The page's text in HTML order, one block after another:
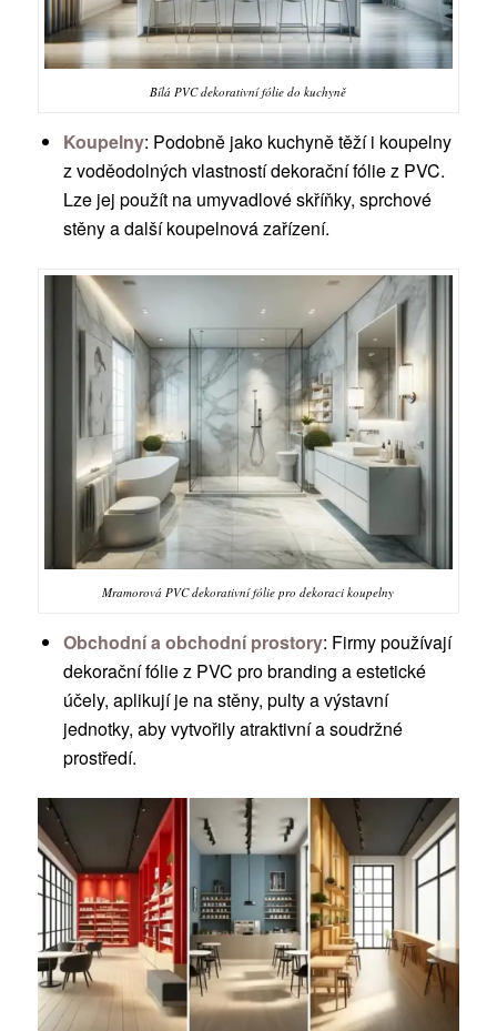
Bílá PVC dekorativní fólie do kuchyně
Koupelny: Podobně jako kuchyně těží i koupelny
z voděodolných vlastností dekorační fólie z PVC.
Lze jej použít na umyvadlové skříňky, sprchové
stěny a další koupelnová zařízení.
Mramorová PVC dekorativní fólie pro dekoraci koupelny
Obchodní a obchodní prostory: Firmy používají
dekorační fólie z PVC pro branding a estetické
účely, aplikují je na stěny, pulty a výstavní
jednotky, aby vytvořily atraktivní a soudržné
prostředí.